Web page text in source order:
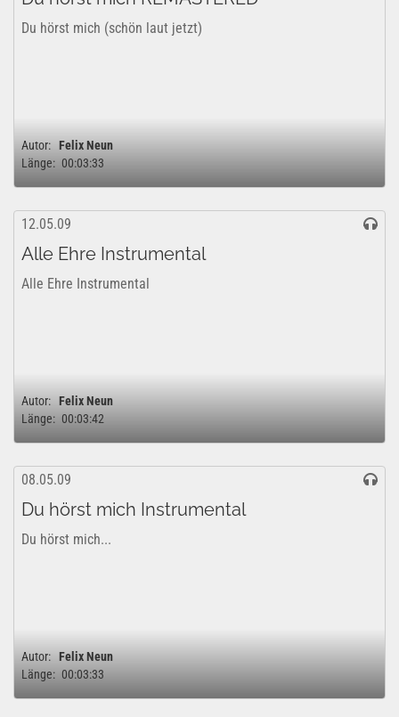
Du hörst mich (schön laut jetzt)
Autor: Felix Neun
Länge: 00:03:33
12.05.09
Alle Ehre Instrumental
Alle Ehre Instrumental
Autor: Felix Neun
Länge: 00:03:42
08.05.09
Du hörst mich Instrumental
Du hörst mich...
Autor: Felix Neun
Länge: 00:03:33